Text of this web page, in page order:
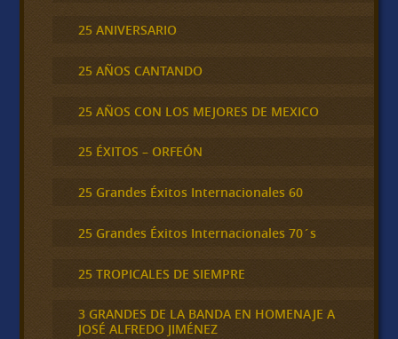
25 ANIVERSARIO
25 AÑOS CANTANDO
25 AÑOS CON LOS MEJORES DE MEXICO
25 ÉXITOS – ORFEÓN
25 Grandes Éxitos Internacionales 60
25 Grandes Éxitos Internacionales 70´s
25 TROPICALES DE SIEMPRE
3 GRANDES DE LA BANDA EN HOMENAJE A
JOSÉ ALFREDO JIMÉNEZ